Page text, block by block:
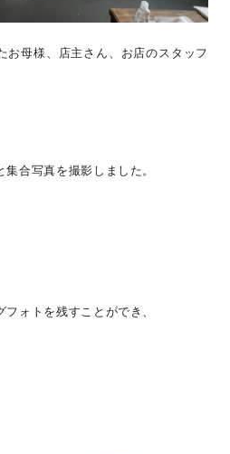
お母様、店主さん、お店のスタッフ
合写真を撮影しました。
ォトを残すことができ、